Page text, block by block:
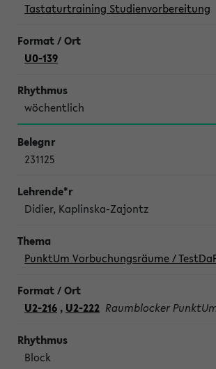
Tastaturtraining Studienvorbereitung
U0-139
wöchentlich
231125
Didier, Kaplinska-Zajontz
PunktUm Vorbuchungsräume /
U2-216 , U2-222 Raumblocker
Block